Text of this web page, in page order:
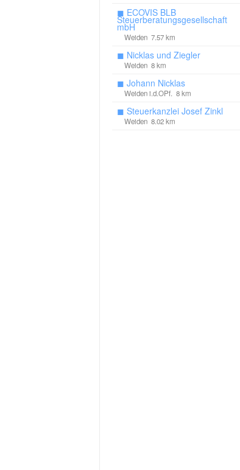
◼ ECOVIS BLB
Steuerberatungsgesellschaft
mbH
Weiden 7.57 km
◼ Nicklas und Ziegler
Weiden 8 km
◼ Johann Nicklas
Weiden i.d.OPf. 8 km
◼ Steuerkanzlei Josef Zinkl
Weiden 8.02 km